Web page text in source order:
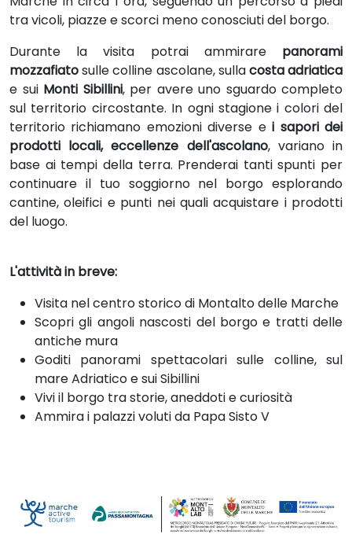
tra vicoli, piazze e scorci meno conosciuti del borgo.
Durante la visita potrai ammirarepanorami
mozzafiatosulle colline ascolane, sullacosta adriatica
e sui Monti Sibillini, per avere uno sguardo completo
sul territorio circostante. In ogni stagione i colori del
territorio richiamano emozioni diverse ei sapori dei
prodotti locali, eccellenze dell'ascolano, variano in
base ai tempi della terra. Prenderai tanti spunti per
continuare il tuo soggiorno nel borgo esplorando
cantine, oleifici e punti nei quali acquistare i prodotti
del luogo.
L'attività in breve:
Visita nel centro storico di Montalto delle Marche
Scopri gli angoli nascosti del borgo e tratti delle
antiche mura
Goditi panorami spettacolari sulle colline, sul
mare Adriatico e sui Sibillini
Vivi il borgo tra storie, aneddoti e curiosità
Ammira i palazzi voluti da Papa Sisto V